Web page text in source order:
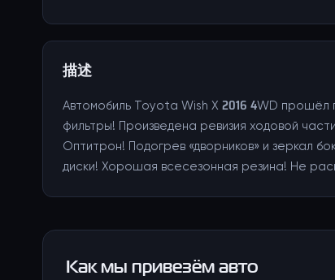
描述
Автомобиль Toyota Wish X 2016 4WD
фильтры! Произведена ревизия ходовой
Оптитрон! Подогрев «дворников» и зеркал
диски! Хорошая всесезонная резина! Не
Как мы привезём авто